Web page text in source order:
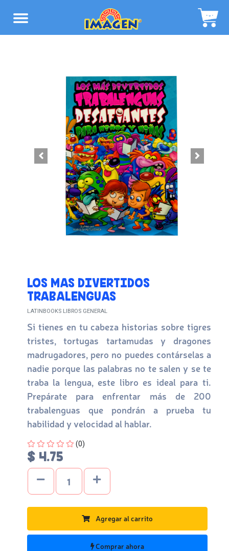
LOS MAS DIVERTIDOS
TRABALENGUAS
LATINBOOKS LIBROS GENERAL
Si tienes en tu cabeza historias sobre tigres
tristes, tortugas tartamudas y dragones
madrugadores, pero no puedes contárselas a
nadie porque las palabras no te salen y se te
traba la lengua, este libro es ideal para ti.
Prepárate para enfrentar más de 200
trabalenguas que pondrán a prueba tu
habilidad y velocidad al hablar.
Four out of Five Stars
(0)
$ 4.75
Agregar al carrito
Comprar ahora